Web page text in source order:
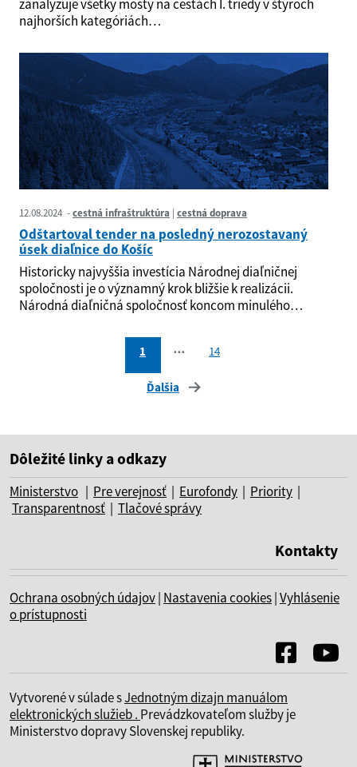
zanalyzuje všetky mosty na cestách I. triedy v štyroch
najhorších kategóriách…
12.08.2024 cestná infraštruktúra cestná doprava
Odštartoval tender na posledný nerozostavaný
úsek diaľnice do Košíc
Historicky najvyššia investícia Národnej diaľničnej
spoločnosti je o významný krok bližšie k realizácii.
Národná diaľničná spoločnosť koncom minulého…
1 ⋯ 14
Ďalšia
Dôležité linky a odkazy
Ministerstvo | Pre verejnosť | Eurofondy | Priority |
Transparentnosť | Tlačové správy
Kontakty
Ochrana osobných údajov| Nastavenia cookies|Vyhlásenie
o prístupnosti
Vytvorené v súlade sJednotným dizajn manuálom
elektronických služieb . Prevádzkovateľom služby je
Ministerstvo dopravy Slovenskej republiky.